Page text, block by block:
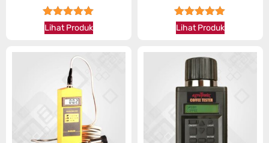
★★★★★
Lihat Produk ★★★★★
Lihat Produk